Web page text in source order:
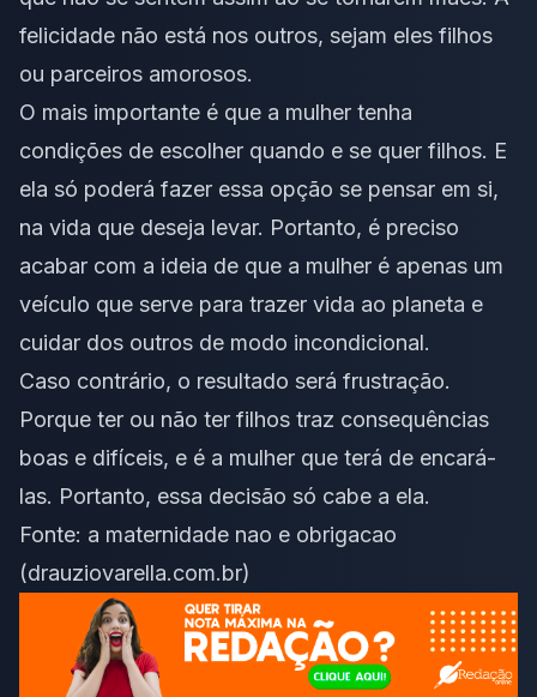
felicidade não está nos outros, sejam eles filhos
ou parceiros amorosos.
O mais importante é que a mulher tenha
condições de escolher quando e se quer filhos. E
ela só poderá fazer essa opção se pensar em si,
na vida que deseja levar. Portanto, é preciso
acabar com a ideia de que a mulher é apenas um
veículo que serve para trazer vida ao planeta e
cuidar dos outros de modo incondicional.
Caso contrário, o resultado será frustração.
Porque ter ou não ter filhos traz consequências
boas e difíceis, e é a mulher que terá de encará-
las. Portanto, essa decisão só cabe a ela.
Fonte: a maternidade nao e obrigacao
(drauziovarella.com.br)